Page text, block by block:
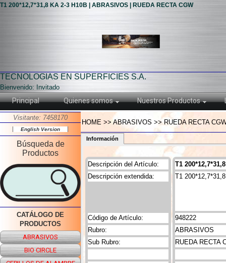
T1 200*12,7*31,8 KA 2-3 H10B | ABRASIVOS | RUEDA RECTA CGW
TECNOLOGIAS EN SUPERFICIES S.A.
Bienvenido: Invitado
Principal Quienes somos Nuestros Productos
Visitante: 7458170
English Version
Búsqueda de
Productos
CATÁLOGO DE
PRODUCTOS
ABRASIVOS
BIO CIRCLE
HOME >> ABRASIVOS >> RUEDA RECTA
Información
Descripción del Artículo:
Código de Artículo:
Rubro:
Sub Rubro:
Descripción extendida:
T1
948222
ABRASIVOS
RUEDA RECTA
T1